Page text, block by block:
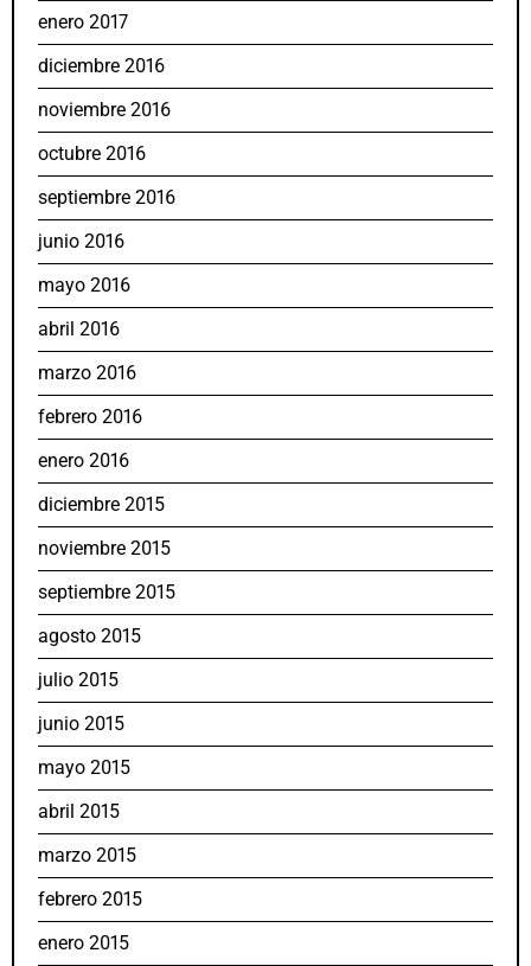
enero 2017
diciembre 2016
noviembre 2016
octubre 2016
septiembre 2016
junio 2016
mayo 2016
abril 2016
marzo 2016
febrero 2016
enero 2016
diciembre 2015
noviembre 2015
septiembre 2015
agosto 2015
julio 2015
junio 2015
mayo 2015
abril 2015
marzo 2015
febrero 2015
enero 2015